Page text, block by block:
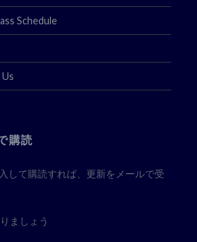
Schedule
購読
して購読すれば、更新をメールで受
ましょう